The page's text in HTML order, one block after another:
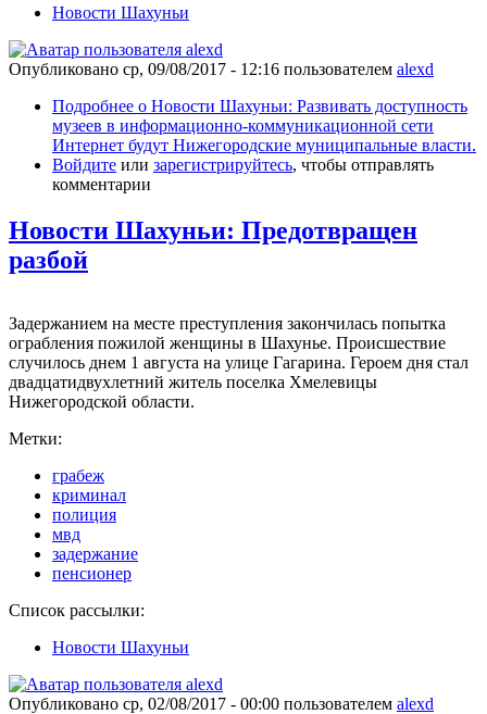
Новости Шахуньи
Опубликовано ср, 09/08/2017 - 12:16 пользователем alexd
Подробнее о Новости Шахуньи: Развивать доступность
музеев в информационно-коммуникационной сети
Интернет будут Нижегородские муниципальные власти.
Войдите или зарегистрируйтесь, чтобы отправлять
комментарии
Новости Шахуньи: Предотвращен
разбой
Задержанием на месте преступления закончилась попытка
ограбления пожилой женщины в Шахунье. Происшествие
случилось днем 1 августа на улице Гагарина. Героем дня стал
двадцатидвухлетний житель поселка Хмелевицы
Нижегородской области.
Метки:
грабеж
криминал
полиция
мвд
задержание
пенсионер
Список рассылки:
Новости Шахуньи
Опубликовано ср, 02/08/2017 - 00:00 пользователем alexd